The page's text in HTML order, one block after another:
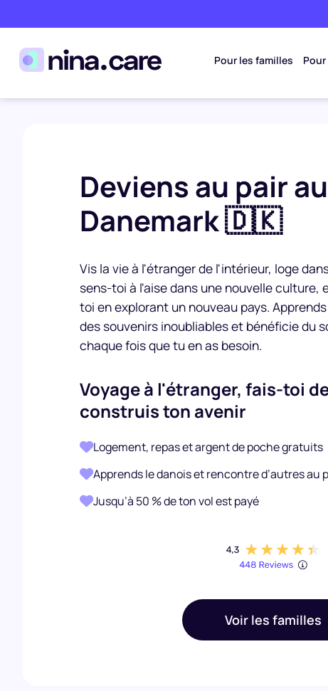
Pour les familles
Deviens au pair au
Danemark 🇩🇰
Vis la vie à l'étranger de l'intérieur, loge
sens-toi à l'aise dans une nouvelle culture,
toi en explorant un nouveau pays.
des souvenirs inoubliables et bénéficie du
chaque fois que tu en as besoin.
Voyage à l'étranger, fais-toi
construis ton avenir
Logement, repas et argent de poche gratuits
Apprends le danois et rencontre d’autres au
Jusqu’à 50 % de ton vol est payé
Voir les familles